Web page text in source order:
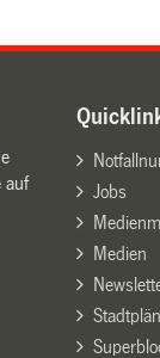
auf
Jobs
Medien